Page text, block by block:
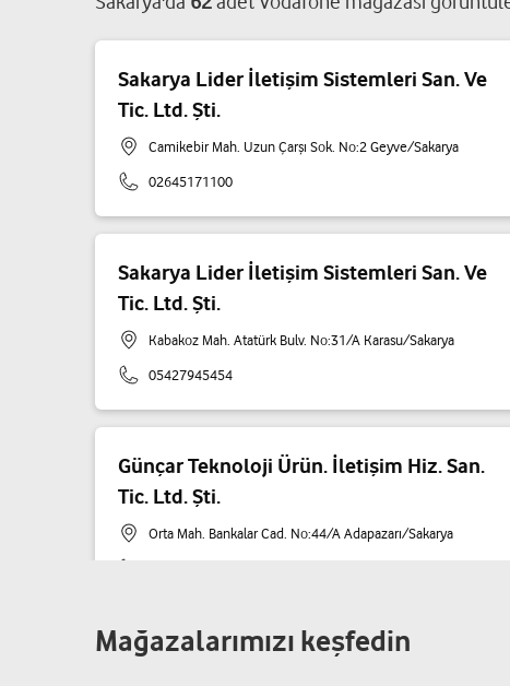
Sakarya Lider İletişim Sistemleri San. Ve
Tic. Ltd. Şti.
Camikebir Mah. Uzun Çarşı Sok. No:2 Geyve/Sakarya
02645171100
Sakarya Lider İletişim Sistemleri San. Ve
Tic. Ltd. Şti.
Kabakoz Mah. Atatürk Bulv. No:31/A Karasu/Sakarya
05427945454
Günçar Teknoloji Ürün. İletişim Hiz. San.
Tic. Ltd. Şti.
Orta Mah. Bankalar Cad. No:44/A Adapazarı/Sakarya
Net İletişim - Mustafa Meşe
Mağazalarımızı keşfedin